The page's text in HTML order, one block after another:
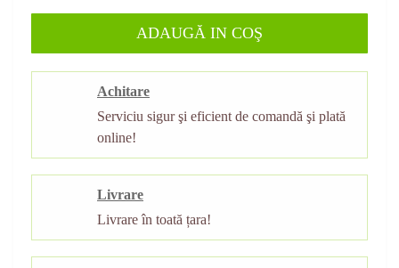
ADAUGĂ IN COŞ
Achitare
Serviciu sigur şi eficient de comandă şi plată
online!
Livrare
Livrare în toată țara!